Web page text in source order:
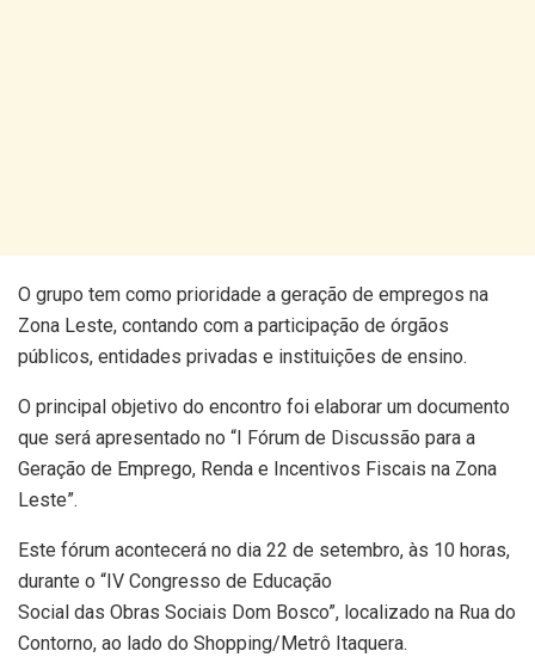
O grupo tem como prioridade a geração de empregos na
Zona Leste, contando com a participação de órgãos
públicos, entidades privadas e instituições de ensino.
O principal objetivo do encontro foi elaborar um documento
que será apresentado no “I Fórum de Discussão para a
Geração de Emprego, Renda e Incentivos Fiscais na Zona
Leste”.
Este fórum acontecerá no dia 22 de setembro, às 10 horas,
durante o “IV Congresso de Educação
Social das Obras Sociais Dom Bosco”, localizado na Rua do
Contorno, ao lado do Shopping/Metrô Itaquera.